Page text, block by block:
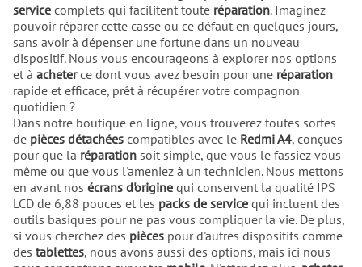
service complets qui facilitent toute réparation. Imaginez
pouvoir réparer cette casse ou ce défaut en quelques jours,
sans avoir à dépenser une fortune dans un nouveau
dispositif. Nous vous encourageons à explorer nos options
et à acheterce dont vous avez besoin pour une réparation
rapide et efficace, prêt à récupérer votre compagnon
quotidien ?
Dans notre boutique en ligne, vous trouverez toutes sortes
de pièces détachées compatibles avec le Redmi A4, conçues
pour que la réparation soit simple, que vous le fassiez vous-
même ou que vous l'ameniez à un technicien. Nous mettons
en avant nos écrans d'origine qui conservent la qualité IPS
LCD de 6,88 pouces et les packs de service qui incluent des
outils basiques pour ne pas vous compliquer la vie. De plus,
si vous cherchez des pièces pour d'autres dispositifs comme
des tablettes, nous avons aussi des options, mais ici nous